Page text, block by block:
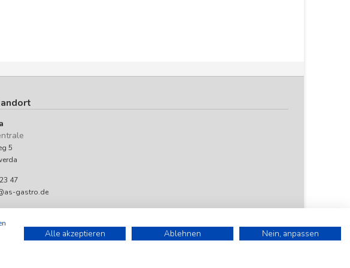
5
47
gastro.de
17:00 Uhr
§ 14 Abs. 1 BGB). Alle Preise sind Stückpreise und
Alle akzeptieren Ablehnen Nein, anpassen